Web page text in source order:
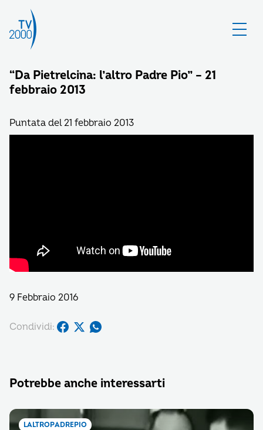
“Da Pietrelcina: l’altro Padre Pio” – 21
febbraio 2013
Puntata del 21 febbraio 2013
9 Febbraio 2016
Condividi:
Potrebbe anche interessarti
LALTROPADREPIO